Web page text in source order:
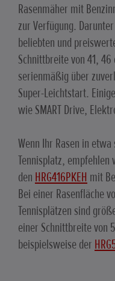
Rasenmäher mit
zur Verfügung.
beliebten und
Schnittbreite von 41,
serienmäßig über
Super-Leichtstart.
wie SMART Drive,
Wenn Ihr Rasen in
Tennisplatz,
den HRG416PKEH mit
Bei einer Rasenfläche
Tennisplätzen sind
einer Schnittbreite von
beispielsweise der